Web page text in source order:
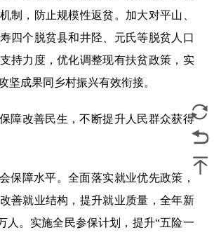
制，防止规模性返贫。加大对平山、
四个脱贫县和井陉、元氏等脱贫人口
持力度，优化调整现有扶贫政策，实
坚成果同乡村振兴有效衔接。
保障改善民生，不断提升人民群众获得
保障水平。全面落实就业优先政策，
善就业结构，提升就业质量，全年新
人。实施全民参保计划，提升“五险一